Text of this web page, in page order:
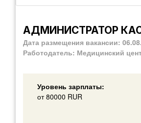
АДМИНИСТРАТОР
Дата размещения вакансии:
Работодатель: Медицинский
Уровень зарплаты:
от80000 RUR